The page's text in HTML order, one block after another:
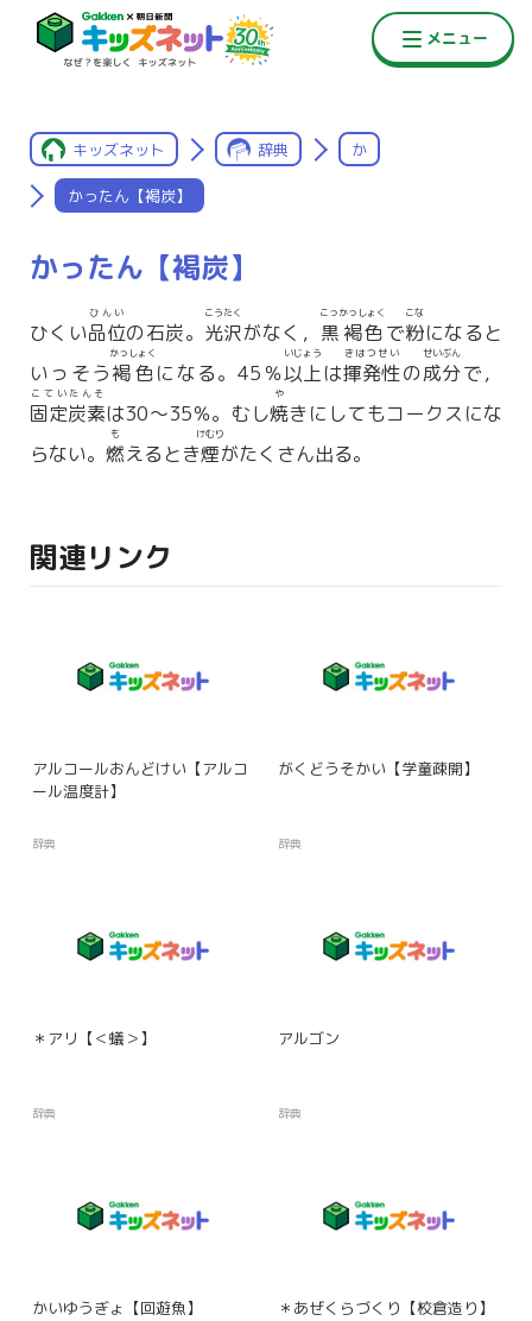
キッズネット 辞典 か
かったん【褐炭】
かったん【褐炭】
ひくい品位
ひんい
の石炭。 光沢
こうたく
がなく， 黒褐色
こっかっしょく
で粉
こな
になると
いっそう褐色
かっしょく
になる。45％以上
いじょう
は揮発性
きはつせい
の成分
せいぶん
で，
固定炭素
こていたんそ
は30〜35％。むし焼
や
きにしてもコークスにな
らない。 燃
も
えるとき煙
けむり
がたくさん出る。
関連リンク
アルコールおんどけい【アルコ
ール温度計】
辞典
がくどうそかい【学童疎開】
辞典
＊アリ【＜蟻＞】
辞典
アルゴン
辞典
かいゆうぎょ【回遊魚】 ＊あぜくらづくり【校倉造り】